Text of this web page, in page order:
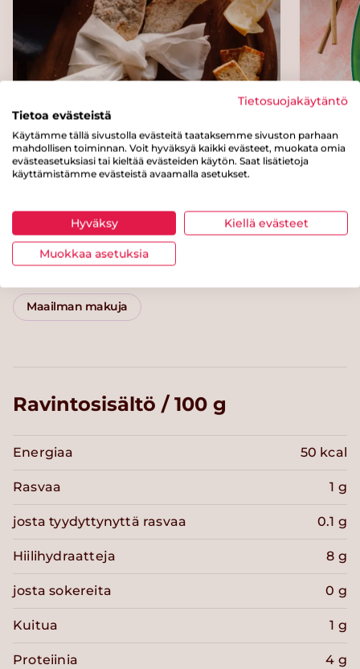
Kasviswrapit
Kategoriat
Maailman makuja
Ravintosisältö / 100 g
Energiaa 50 kcal
Rasvaa 1 g
josta tyydyttynyttä rasvaa 0.1 g
Hiilihydraatteja 8 g
josta sokereita 0 g
Kuitua 1 g
Proteiinia 4 g
Tietosuojakäytäntö
Tietoa evästeistä
Käytämme tällä sivustolla evästeitä taataksemme sivuston parhaan
mahdollisen toiminnan. Voit hyväksyä kaikki evästeet, muokata omia
evästeasetuksiasi tai kieltää evästeiden käytön. Saat lisätietoja
käyttämistämme evästeistä avaamalla asetukset.
Hyväksy Kiellä evästeet
Muokkaa asetuksia